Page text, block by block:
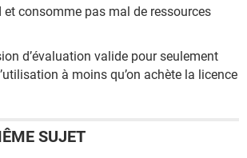
et consomme pas mal de ressources
d’évaluation valide pour seulement
à moins qu’on achète la licence
SUJET